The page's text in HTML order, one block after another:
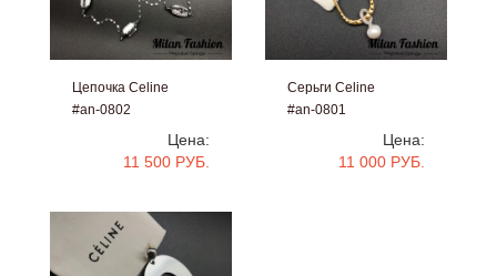
Цепочка Celine
#an-0802
Цена:
11 500 РУБ.
Серьги Celine
#an-0801
Цена:
11 000 РУБ.